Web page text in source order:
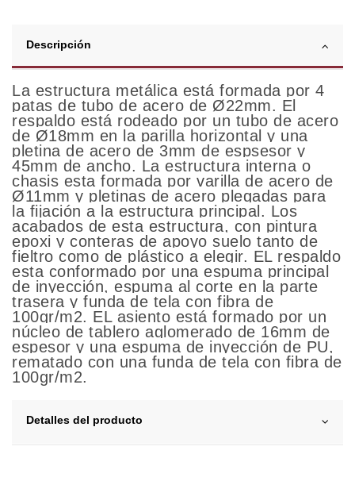
Descripción
La estructura metálica está formada por 4
patas de tubo de acero de Ø22mm. El
respaldo está rodeado por un tubo de acero
de Ø18mm en la parilla horizontal y una
pletina de acero de 3mm de espsesor y
45mm de ancho. La estructura interna o
chasis esta formada por varilla de acero de
Ø11mm y pletinas de acero plegadas para
la fijación a la estructura principal. Los
acabados de esta estructura, con pintura
epoxi y conteras de apoyo suelo tanto de
fieltro como de plástico a elegir. EL respaldo
esta conformado por una espuma principal
de inyección, espuma al corte en la parte
trasera y funda de tela con fibra de
100gr/m2. EL asiento está formado por un
núcleo de tablero aglomerado de 16mm de
espesor y una espuma de inyección de PU,
rematado con una funda de tela con fibra de
100gr/m2.
Detalles del producto